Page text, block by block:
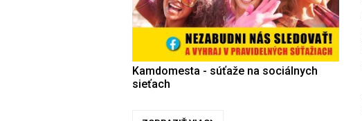
Kamdomesta - súťaže na sociálnych
sieťach